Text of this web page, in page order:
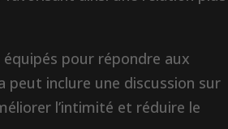
pour répondre aux
inclure une discussion sur
l’intimité et réduire le